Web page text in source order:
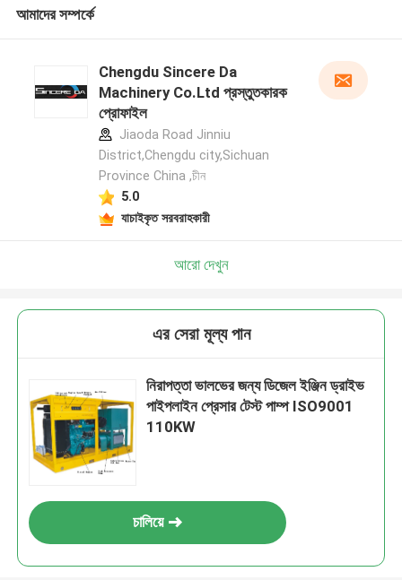
আমাদের সম্পর্কে
Chengdu Sincere Da
Machinery Co.Ltd প্রস্তুতকারক
প্রোফাইল
Jiaoda Road Jinniu
District,Chengdu city,Sichuan
Province China ,চীন
5.0
যাচাইকৃত সরবরাহকারী
আরো দেখুন
এর সেরা মূল্য পান
নিরাপত্তা ভালভের জন্য ডিজেল ইঞ্জিন ড্রাইভ
পাইপলাইন প্রেসার টেস্ট পাম্প ISO9001
110KW
চালিয়ে